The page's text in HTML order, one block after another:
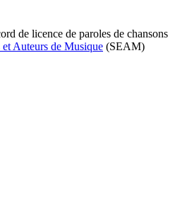
de licence de paroles de chansons
et Auteurs de Musique (SEAM)